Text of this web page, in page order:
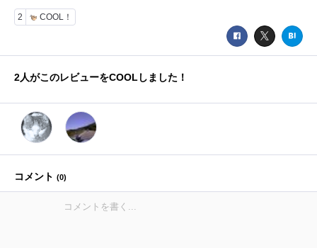
2 COOL！
2人がこのレビューをCOOLしました！
コメント (0)